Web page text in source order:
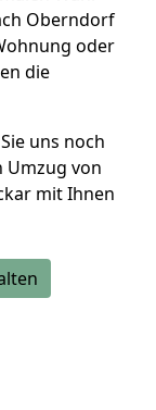
Oberndorf
oder
die
uns noch
Umzug von
mit Ihnen